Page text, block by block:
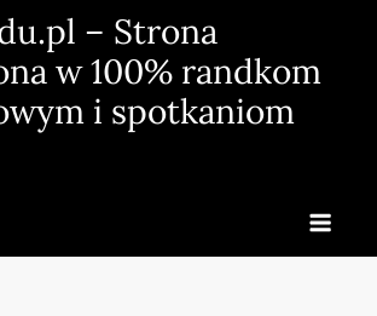
– Strona
w 100% randkom
i spotkaniom